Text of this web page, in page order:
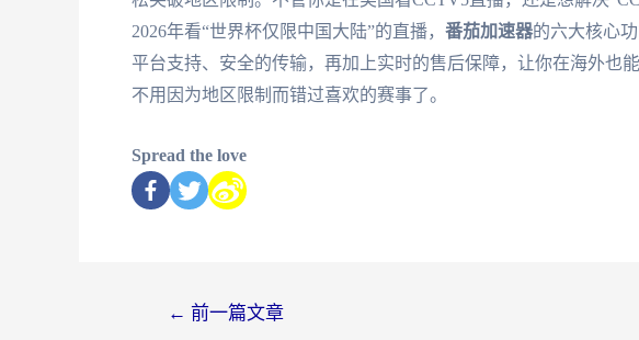
2026年看“世界杯仅限中国大陆”的直播， 番茄加速器的六大核心
平台支持、安全的传输，再加上实时的售后保障，让你在海外也
不用因为地区限制而错过喜欢的赛事了。
Spread the love
← 前一篇文章